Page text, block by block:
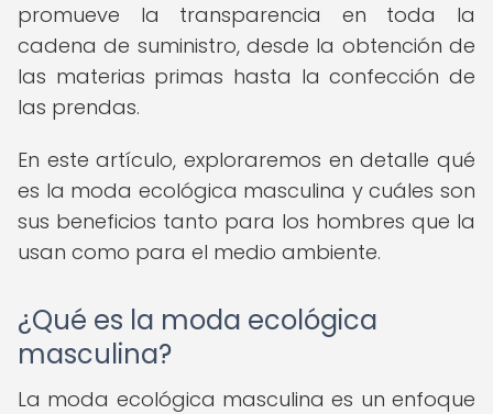
promueve la transparencia en toda la
cadena de suministro, desde la obtención de
las materias primas hasta la confección de
las prendas.
En este artículo, exploraremos en detalle qué
es la moda ecológica masculina y cuáles son
sus beneficios tanto para los hombres que la
usan como para el medio ambiente.
¿Qué es la moda ecológica
masculina?
La moda ecológica masculina es un enfoque